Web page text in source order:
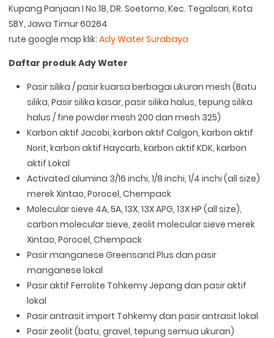
Kupang Panjaan I No.18, DR. Soetomo, Kec. Tegalsari, Kota
SBY, Jawa Timur 60264
rute google map klik:Ady Water Surabaya
Daftar produk Ady Water
Pasir silika / pasir kuarsa berbagai ukuran mesh (Batu
silika, Pasir silika kasar, pasir silika halus, tepung silika
halus / fine powder mesh 200 dan mesh 325)
Karbon aktif Jacobi, karbon aktif Calgon, karbon aktif
Norit, karbon aktif Haycarb, karbon aktif KDK, karbon
aktif Lokal
Activated alumina 3/16 inchi, 1/8 inchi, 1/4 inchi (all size)
merek Xintao, Porocel, Chempack
Molecular sieve 4A, 5A, 13X, 13X APG, 13X HP (all size),
carbon molecular sieve, zeolit molecular sieve merek
Xintao, Porocel, Chempack
Pasir manganese Greensand Plus dan pasir
manganese lokal
Pasir aktif Ferrolite Tohkemy Jepang dan pasir aktif
lokal
Pasir antrasit import Tohkemy dan pasir antrasit lokal
Pasir zeolit (batu, gravel, tepung semua ukuran)